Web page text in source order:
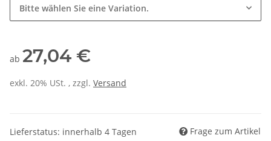
Bitte wählen Sie eine Variation.
ab 27,04 €
exkl. 20% USt. , zzgl. Versand
Lieferstatus: innerhalb 4 Tagen Frage zum Artikel